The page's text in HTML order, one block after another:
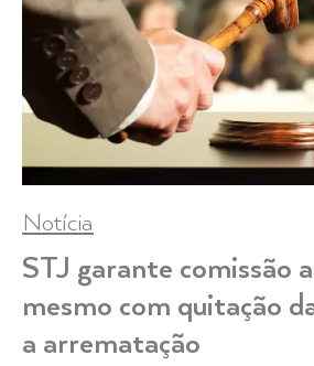
Notícia
STJ garante comissão
mesmo com quitação
a arrematação